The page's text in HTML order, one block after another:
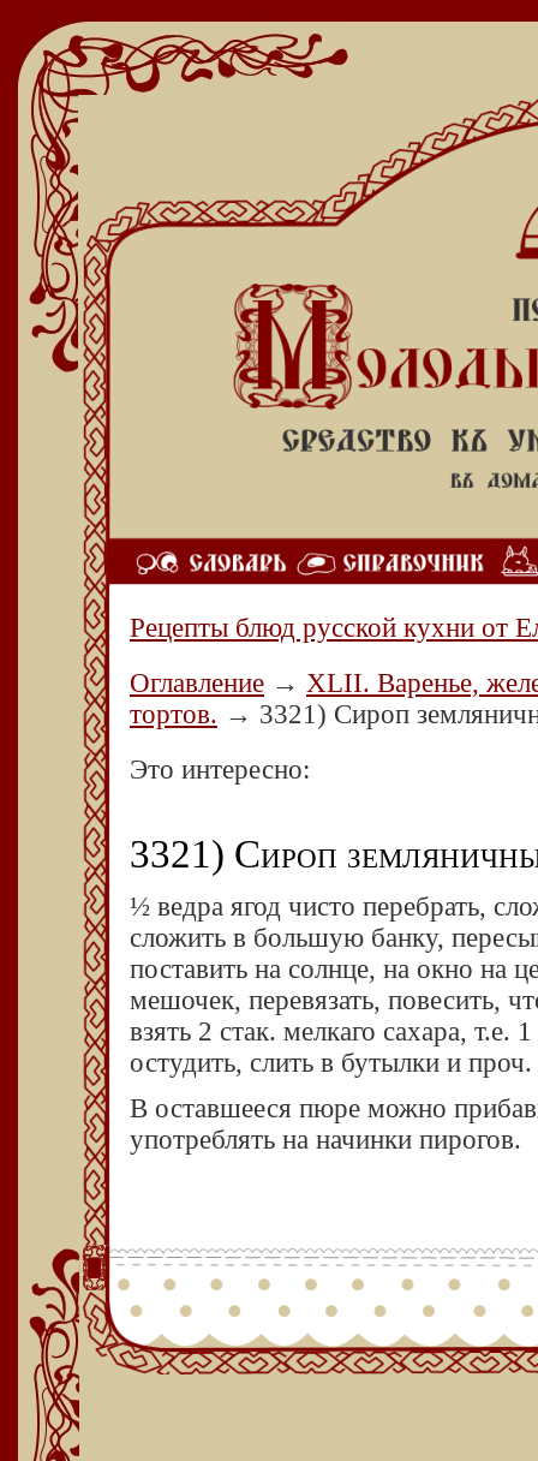
Рецепты блюд русской кухни от
Оглавление → XLII. Варенье,
тортов. → 3321) Сироп
Это интересно:
3321) Сироп
½ ведра ягод чисто перебрать,
сложить в большую банку,
поставить на солнце, на окно на
мешочек, перевязать, повесить,
взять 2 стак. мелкаго сахара, т.е.
остудить, слить в бутылки и проч.
В оставшееся пюре можно
употреблять на начинки пирогов.